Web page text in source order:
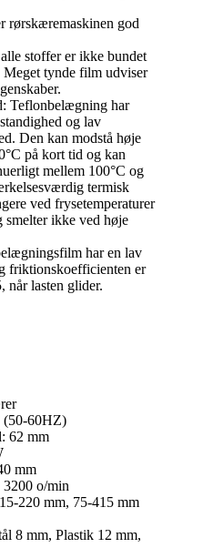
rørskæremaskinen god
stoffer er ikke bundet
tynde film udviser
Teflonbelægning har
og lav
Den kan modstå høje
på kort tid og kan
mellem 100°C og
termisk
ved frysetemperaturer
smelter ikke ved høje
har en lav
friktionskoefficienten er
når lasten glider.
(50-60HZ)
62 mm
mm
3200 o/min
220 mm, 75-415 mm
8 mm, Plastik 12 mm,